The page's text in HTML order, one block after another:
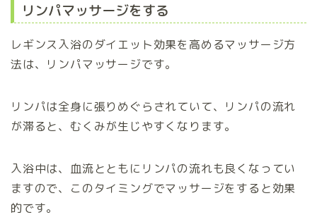
リンパマッサージをする
レギンス入浴のダイエット効果を高めるマッサージ方
法は、リンパマッサージです。
リンパは全身に張りめぐらされていて、リンパの流れ
が滞ると、むくみが生じやすくなります。
入浴中は、血流とともにリンパの流れも良くなってい
ますので、このタイミングでマッサージをすると効果
的です。